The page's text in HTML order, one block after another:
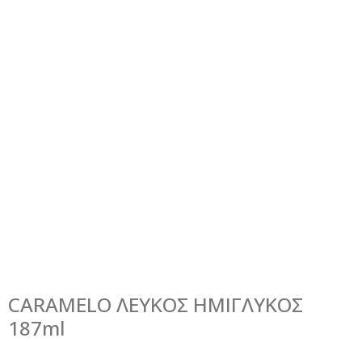
CARAMELO ΛΕΥΚΟΣ ΗΜΙΓΛΥΚΟΣ
187ml